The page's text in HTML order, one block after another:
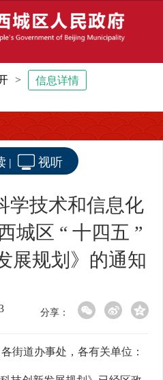
> 信息详情
| 视听
学技术和信息化
城区 “ 十四五 ”
展规划》的通知
分享：
街道办事处，各有关单位：